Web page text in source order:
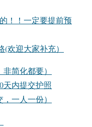
！！一定要提前预
欢迎大家补充）
简化都要）
天内提交护照
一人一份）